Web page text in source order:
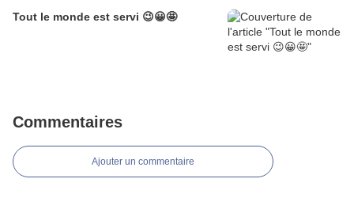
Tout le monde est servi 😉😀🤩
Commentaires
Ajouter un commentaire